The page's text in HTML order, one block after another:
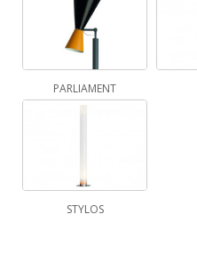
PARLIAMENT
STYLOS